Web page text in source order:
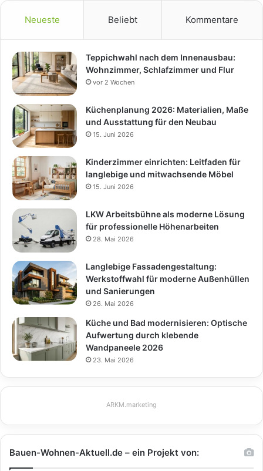
Neueste Beliebt Kommentare
Teppichwahl nach dem Innenausbau:
Wohnzimmer, Schlafzimmer und Flur
vor 2 Wochen
Küchenplanung 2026: Materialien, Maße
und Ausstattung für den Neubau
15. Juni 2026
Kinderzimmer einrichten: Leitfaden für
langlebige und mitwachsende Möbel
15. Juni 2026
LKW Arbeitsbühne als moderne Lösung
für professionelle Höhenarbeiten
28. Mai 2026
Langlebige Fassadengestaltung:
Werkstoffwahl für moderne Außenhüllen
und Sanierungen
26. Mai 2026
Küche und Bad modernisieren: Optische
Aufwertung durch klebende
Wandpaneele 2026
23. Mai 2026
ARKM.marketing
Bauen-Wohnen-Aktuell.de – ein Projekt von: